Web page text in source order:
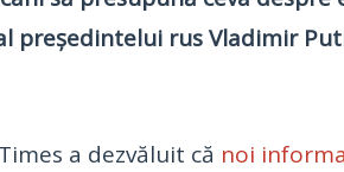
președintelui rus Vladimir
a dezvăluit că noi